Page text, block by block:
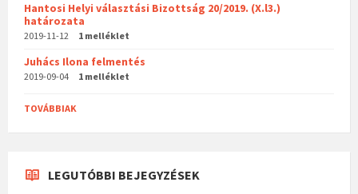
Hantosi Helyi választási Bizottság 20/2019. (X.l3.)
határozata
2019-11-12 1 melléklet
Juhács Ilona felmentés
2019-09-04 1 melléklet
TOVÁBBIAK
LEGUTÓBBI BEJEGYZÉSEK